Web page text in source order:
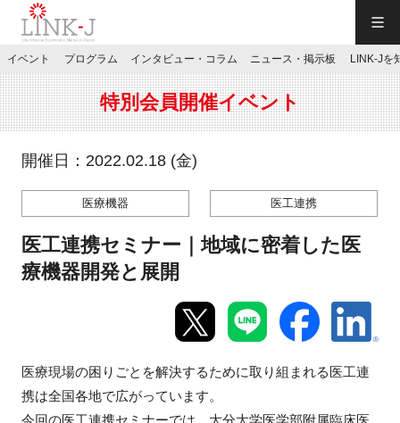
JP／EN
特別会員専用メニュー
施設ご予約
マイページ
イベント プログラム インタビュー・コラム ニュース・掲示板 LINK-Jを
特別会員開催イベント
開催日：2022.02.18 (金)
医療機器 医工連携
医工連携セミナー｜地域に密着した医
療機器開発と展開
医療現場の困りごとを解決するために取り組まれる医工連
携は全国各地で広がっています。